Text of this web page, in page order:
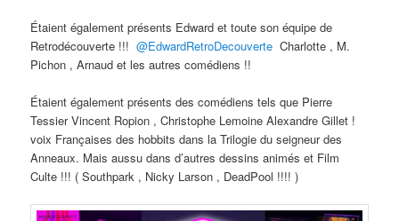
Étaient également présents Edward et toute son équipe de
Retrodécouverte !!! @EdwardRetroDecouverte Charlotte , M.
Pichon , Arnaud et les autres comédiens !!
Étaient également présents des comédiens tels que Pierre
Tessier Vincent Ropion , Christophe Lemoine Alexandre Gillet !
voix Françaises des hobbits dans la Trilogie du seigneur des
Anneaux. Mais aussu dans d’autres dessins animés et Film
Culte !!! ( Southpark , Nicky Larson , DeadPool !!!! )